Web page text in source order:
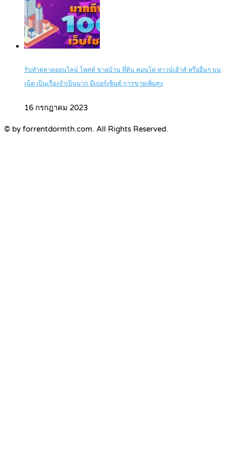
รับทำตลาดออนไลน์ โพสต์ ขายบ้าน ที่ดิน คอนโด ทาวน์เฮ้าส์ หรืออื่นๆ บน
เน็ต เป็นเรื่องจำเป็นมาก มีเปอร์เซ็นต์ การขายเพิ่มสูง
16 กรกฎาคม 2023
© by forrentdormth.com. All Rights Reserved.